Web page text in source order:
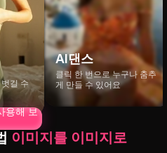
길 수
AI댄스
클릭 한 번으로 누구나 춤추
게 만들 수 있어요
용해 보
이미지를 이미지로